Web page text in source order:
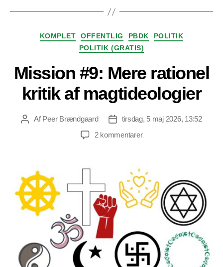
Kategorier
KOMPLET OFFENTLIG PBDK
POLITIK
POLITIK (GRATIS)
Mission #9: Mere rationel
kritik af magtideologier
Indlægsforfatter
AfPeer Brændgaard Indlægsdato
tirsdag, 5 maj 2026, 13:52
2 kommentarertil
rationel
kritik
af
magtideologier